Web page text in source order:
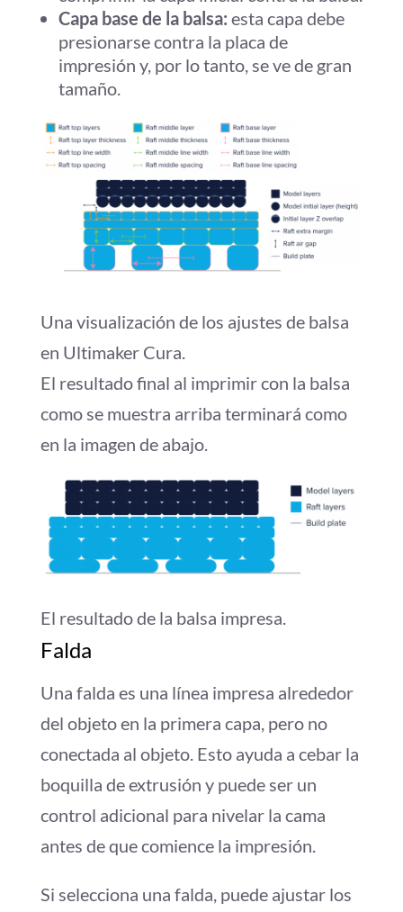
Capa base de la balsa: esta capa debe
presionarse contra la placa de
impresión y, por lo tanto, se ve de gran
tamaño.
Una visualización de los ajustes de balsa
en Ultimaker Cura.
El resultado final al imprimir con la balsa
como se muestra arriba terminará como
en la imagen de abajo.
El resultado de la balsa impresa.
Falda
Una falda es una línea impresa alrededor
del objeto en la primera capa, pero no
conectada al objeto. Esto ayuda a cebar la
boquilla de extrusión y puede ser un
control adicional para nivelar la cama
antes de que comience la impresión.
Si selecciona una falda, puede ajustar los